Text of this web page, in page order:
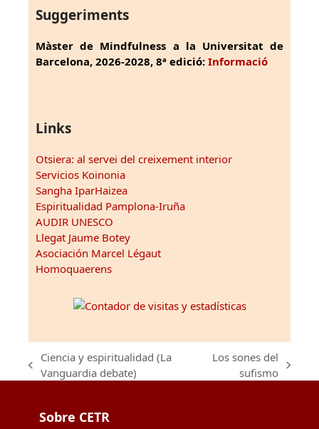
Suggeriments
Màster de Mindfulness a la Universitat de
Barcelona, 2026-2028, 8ª edició: Informació
Links
Otsiera: al servei del creixement interior
Servicios Koinonia
Sangha IparHaizea
Espiritualidad Pamplona-Iruña
AUDIR UNESCO
Llegat Jaume Botey
Asociación Marcel Légaut
Homoquaerens
previous
Ciencia y espiritualidad (La
Vanguardia debate)
Los sones del
sufismo
Sobre CETR